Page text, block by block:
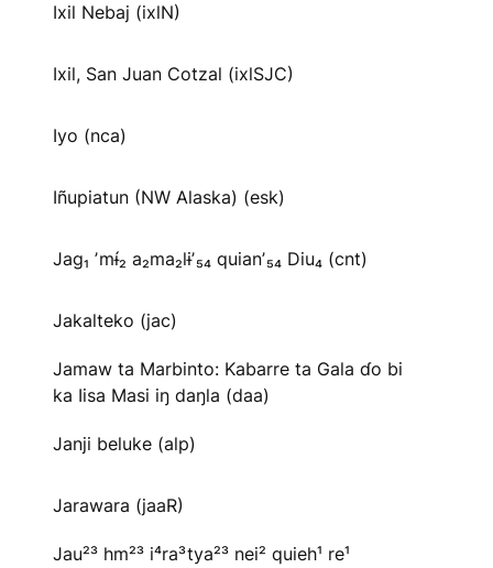
Ixil Nebaj (ixlN)
Ixil, San Juan Cotzal (ixlSJC)
Iyo (nca)
Iñupiatun (NW Alaska) (esk)
Jag₁ ʼmɨ́₂ a₂ma₂lɨʼ₅₄ quianʼ₅₄ Diu₄ (cnt)
Jakalteko (jac)
Jamaw ta Marbinto: Kabarre ta Gala ɗo bi
ka Iisa Masi iŋ daŋla (daa)
Janji beluke (alp)
Jarawara (jaaR)
Jau²³ hm²³ i⁴ra³tya²³ nei² quieh¹ re¹